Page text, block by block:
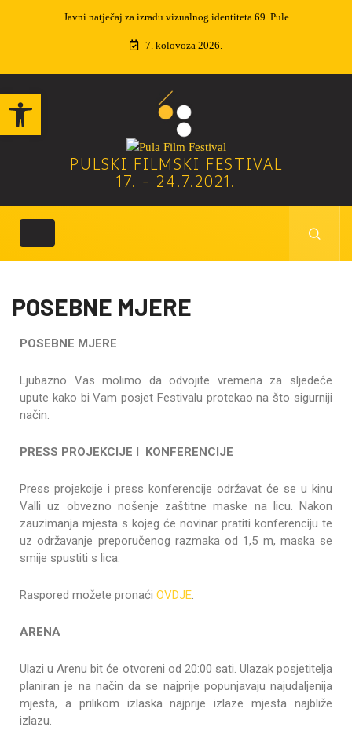
Open toolbar
za izradu vizualnog identiteta 69. Pule Izvučeni dobitnici nagradne
7. kolovoza 2026.
PULSKI FILMSKI FESTIVAL
17. - 24.7.2021.
POSEBNE MJERE
POSEBNE MJERE
Ljubazno Vas molimo da odvojite vremena za sljedeće
upute kako bi Vam posjet Festivalu protekao na što sigurniji
način.
PRESS PROJEKCIJE I KONFERENCIJE
Press projekcije i press konferencije održavat će se u kinu
Valli uz obvezno nošenje zaštitne maske na licu. Nakon
zauzimanja mjesta s kojeg će novinar pratiti konferenciju te
uz održavanje preporučenog razmaka od 1,5 m, maska se
smije spustiti s lica.
Raspored možete pronaći OVDJE.
ARENA
Ulazi u Arenu bit će otvoreni od 20:00 sati. Ulazak posjetitelja
planiran je na način da se najprije popunjavaju najudaljenija
mjesta, a prilikom izlaska najprije izlaze mjesta najbliže
izlazu.